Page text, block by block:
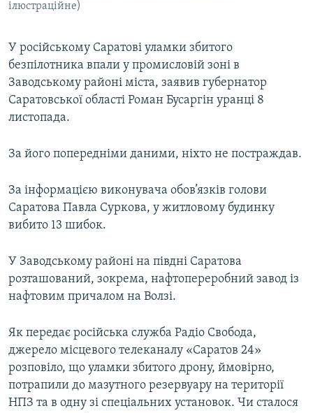
ілюстраційне)
У російському Саратові уламки збитого
безпілотника впали у промисловій зоні в
Заводському районі міста, заявив губернатор
Саратовської області Роман Бусаргін уранці 8
листопада.
За його попередніми даними, ніхто не постраждав.
За інформацією виконувача обов’язків голови
Саратова Павла Суркова, у житловому будинку
вибито 13 шибок.
У Заводському районі на півдні Саратова
розташований, зокрема, нафтопереробний завод із
нафтовим причалом на Волзі.
Як передає російська служба Радіо Свобода,
джерело місцевого телеканалу «Саратов 24»
розповіло, що уламки збитого дрону, ймовірно,
потрапили до мазутного резервуару на території
НПЗ та в одну зі спеціальних установок. Чи сталося